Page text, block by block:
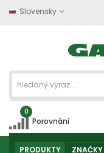
Slovensky
0
Porovnání
PRODUKTY ZNAČKY